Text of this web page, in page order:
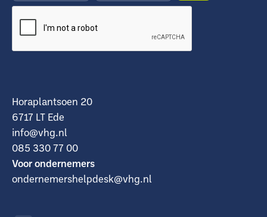
Horaplantsoen 20
6717 LT Ede
info@vhg.nl
085 330 77 00
Voor ondernemers
ondernemershelpdesk@vhg.nl